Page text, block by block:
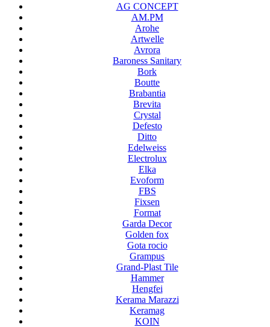
AG CONCEPT
AM.PM
Arohe
Artwelle
Avrora
Baroness Sanitary
Bork
Boutte
Brabantia
Brevita
Crystal
Defesto
Ditto
Edelweiss
Electrolux
Elka
Evoform
FBS
Fixsen
Format
Garda Decor
Golden fox
Gota rocio
Grampus
Grand-Plast Tile
Hammer
Hengfei
Kerama Marazzi
Keramag
KOIN